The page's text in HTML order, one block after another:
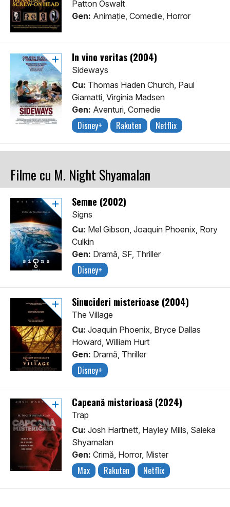
Patton Oswalt
Gen: Animaţie, Comedie, Horror
In vino veritas (2004)
Sideways
Cu: Thomas Haden Church, Paul
Giamatti, Virginia Madsen
Gen: Aventuri, Comedie
Disney+ Rakuten Netflix
Filme cu M. Night Shyamalan
Semne (2002)
Signs
Cu: Mel Gibson, Joaquin Phoenix, Rory
Culkin
Gen: Dramă, SF, Thriller
Disney+
Sinucideri misterioase (2004)
The Village
Cu: Joaquin Phoenix, Bryce Dallas
Howard, William Hurt
Gen: Dramă, Thriller
Disney+
Capcană misterioasă (2024)
Trap
Cu: Josh Hartnett, Hayley Mills, Saleka
Shyamalan
Gen: Crimă, Horror, Mister
Max Rakuten Netflix